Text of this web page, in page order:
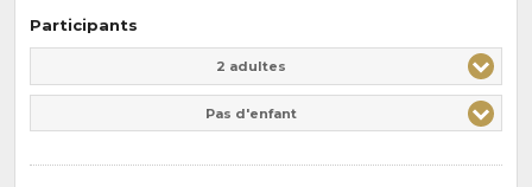
Participants
2 adultes
Pas d'enfant